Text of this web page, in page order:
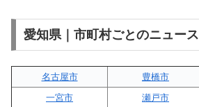
愛知県｜市町村ごとのニュース
名古屋市 豊橋市
一宮市
瀬戸市